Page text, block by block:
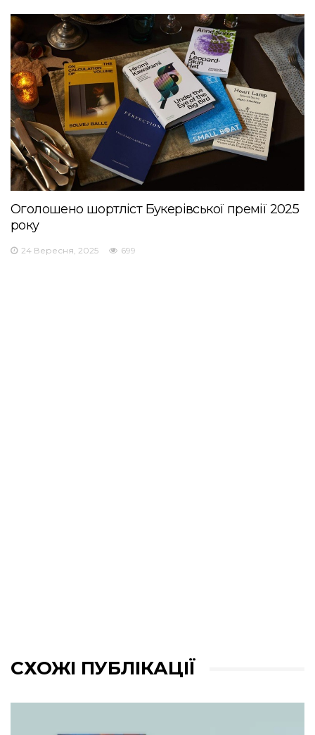
Оголошено шортліст Букерівської премії 2025
року
24 Вересня, 2025 699
СХОЖІ ПУБЛІКАЦІЇ